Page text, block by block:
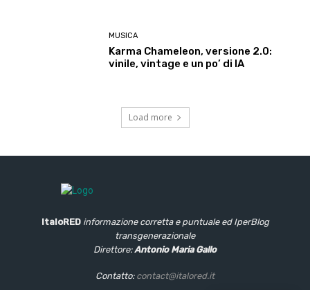
MUSICA
Karma Chameleon, versione 2.0:
vinile, vintage e un po’ di IA
Load more
ItaloRED informazione corretta e puntuale ed IperBlog
transgenerazionale
Direttore:Antonio Maria Gallo
Contatto: contact@italored.it